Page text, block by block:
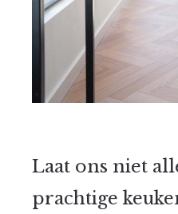
Laat ons niet
prachtige